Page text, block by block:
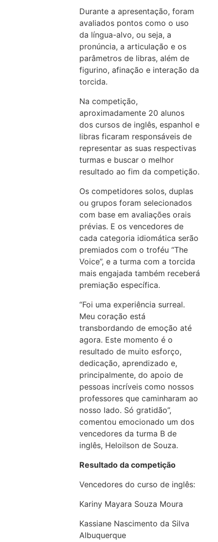
Durante a apresentação, foram
avaliados pontos como o uso
da língua-alvo, ou seja, a
pronúncia, a articulação e os
parâmetros de libras, além de
figurino, afinação e interação da
torcida.
Na competição,
aproximadamente 20 alunos
dos cursos de inglês, espanhol e
libras ficaram responsáveis de
representar as suas respectivas
turmas e buscar o melhor
resultado ao fim da competição.
Os competidores solos, duplas
ou grupos foram selecionados
com base em avaliações orais
prévias. E os vencedores de
cada categoria idiomática serão
premiados com o troféu “The
Voice”, e a turma com a torcida
mais engajada também receberá
premiação específica.
“Foi uma experiência surreal.
Meu coração está
transbordando de emoção até
agora. Este momento é o
resultado de muito esforço,
dedicação, aprendizado e,
principalmente, do apoio de
pessoas incríveis como nossos
professores que caminharam ao
nosso lado. Só gratidão”,
comentou emocionado um dos
vencedores da turma B de
inglês, Heloilson de Souza.
Resultado da competição
Vencedores do curso de inglês:
Kariny Mayara Souza Moura
Kassiane Nascimento da Silva
Albuquerque